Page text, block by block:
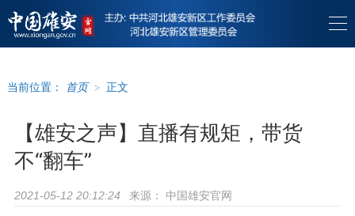
当前位置： 首页 > 正文
【雄安之声】直播有规矩，带货
不“翻车”
2021-05-12 20:12:24 来源： 中国雄安官网